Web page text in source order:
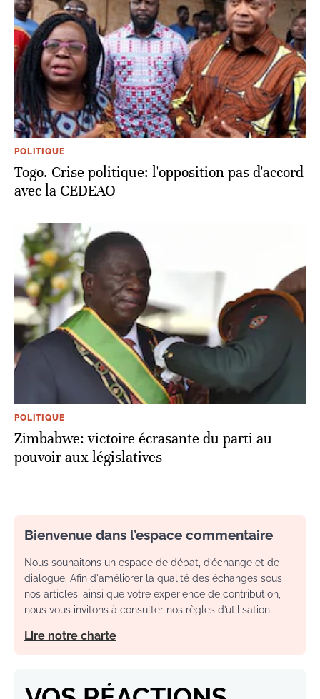
POLITIQUE
Togo. Crise politique: l'opposition pas d'accord
avec la CEDEAO
POLITIQUE
Zimbabwe: victoire écrasante du parti au
pouvoir aux législatives
Bienvenue dans l’espace commentaire
Nous souhaitons un espace de débat, d’échange et de
dialogue. Afin d'améliorer la qualité des échanges sous
nos articles, ainsi que votre expérience de contribution,
nous vous invitons à consulter nos règles d’utilisation.
Lire notre charte